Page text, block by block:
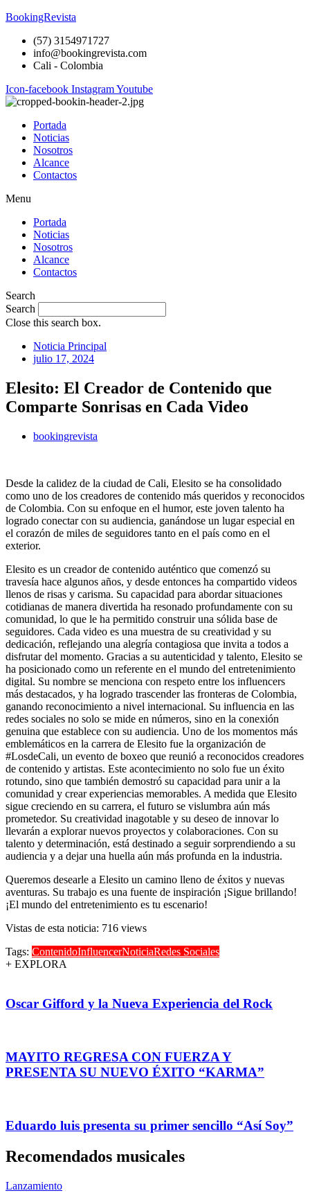
BookingRevista
(57) 3154971727
info@bookingrevista.com
Cali - Colombia
Icon-facebook InstagramYoutube
Portada
Noticias
Nosotros
Alcance
Contactos
Menu
Portada
Noticias
Nosotros
Alcance
Contactos
Search
Search
Close this search box.
Noticia Principal
julio 17, 2024
Elesito: El Creador de Contenido que
Comparte Sonrisas en Cada Video
bookingrevista
Desde la calidez de la ciudad de Cali, Elesito se ha consolidado
como uno de los creadores de contenido más queridos y reconocidos
de Colombia. Con su enfoque en el humor, este joven talento ha
logrado conectar con su audiencia, ganándose un lugar especial en
el corazón de miles de seguidores tanto en el país como en el
exterior.
Elesito es un creador de contenido auténtico que comenzó su
travesía hace algunos años, y desde entonces ha compartido videos
llenos de risas y carisma. Su capacidad para abordar situaciones
cotidianas de manera divertida ha resonado profundamente con su
comunidad, lo que le ha permitido construir una sólida base de
seguidores. Cada video es una muestra de su creatividad y su
dedicación, reflejando una alegría contagiosa que invita a todos a
disfrutar del momento. Gracias a su autenticidad y talento, Elesito se
ha posicionado como un referente en el mundo del entretenimiento
digital. Su nombre se menciona con respeto entre los influencers
más destacados, y ha logrado trascender las fronteras de Colombia,
ganando reconocimiento a nivel internacional. Su influencia en las
redes sociales no solo se mide en números, sino en la conexión
genuina que establece con su audiencia. Uno de los momentos más
emblemáticos en la carrera de Elesito fue la organización de
#LosdeCali, un evento de boxeo que reunió a reconocidos creadores
de contenido y artistas. Este acontecimiento no solo fue un éxito
rotundo, sino que también demostró su capacidad para unir a la
comunidad y crear experiencias memorables. A medida que Elesito
sigue creciendo en su carrera, el futuro se vislumbra aún más
prometedor. Su creatividad inagotable y su deseo de innovar lo
llevarán a explorar nuevos proyectos y colaboraciones. Con su
talento y determinación, está destinado a seguir sorprendiendo a su
audiencia y a dejar una huella aún más profunda en la industria.
Queremos desearle a Elesito un camino lleno de éxitos y nuevas
aventuras. Su trabajo es una fuente de inspiración ¡Sigue brillando!
¡El mundo del entretenimiento es tu escenario!
Vistas de esta noticia: 716 views
Tags: ContenidoInfluencerNoticiaRedes Sociales
+ EXPLORA
Oscar Gifford y la Nueva Experiencia del Rock
MAYITO REGRESA CON FUERZA Y
PRESENTA SU NUEVO ÉXITO “KARMA”
Eduardo luis presenta su primer sencillo “Así Soy”
Recomendados musicales
Lanzamiento